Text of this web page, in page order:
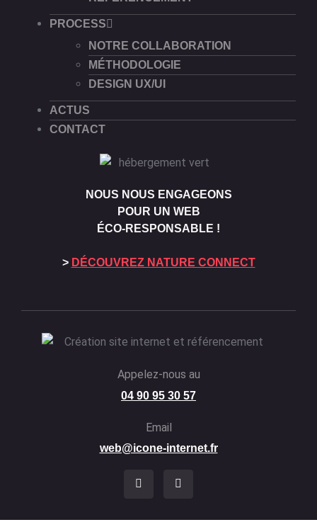
PROCESS
NOTRE COLLABORATION
MÉTHODOLOGIE
DESIGN UX/UI
ACTUS
CONTACT
NOUS NOUS ENGAGEONS
POUR UN WEB
ÉCO-RESPONSABLE !
> DÉCOUVREZ NATURE CONNECT
Appelez-nous au
04 90 95 30 57
Email
web@icone-internet.fr